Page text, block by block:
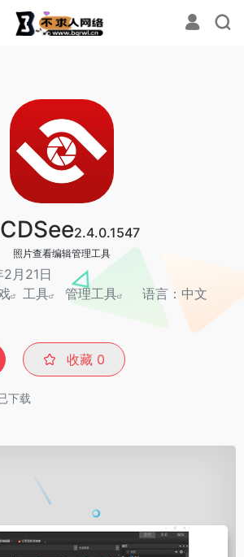
2.4.0.1547
照片查看编辑管理工具
月21日
工具 管理工具
语言：中文
收藏 0
下载